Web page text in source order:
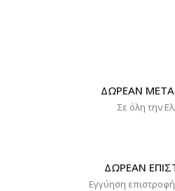
ΔΩΡΕΑΝ
Σε όλη την
ΔΩΡΕΑΝ
Εγγύηση